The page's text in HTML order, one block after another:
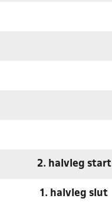
2. halvleg start
1. halvleg slut